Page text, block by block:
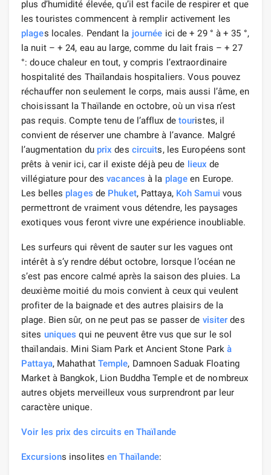
plus d’humidité élevée, qu’il est facile de respirer et que
les touristes commencent à remplir activement les
plages locales. Pendant la journée ici de + 29 ° à + 35 °,
la nuit – + 24, eau au large, comme du lait frais – + 27
°: douce chaleur en tout, y compris l’extraordinaire
hospitalité des Thaïlandais hospitaliers. Vous pouvez
réchauffer non seulement le corps, mais aussi l’âme, en
choisissant la Thaïlande en octobre, où un visa n’est
pas requis. Compte tenu de l’afflux de touristes, il
convient de réserver une chambre à l’avance. Malgré
l’augmentation du prix des circuits, les Européens sont
prêts à venir ici, car il existe déjà peu de lieux de
villégiature pour desvacances à la plage en Europe.
Les belles plages de Phuket, Pattaya, Koh Samui vous
permettront de vraiment vous détendre, les paysages
exotiques vous feront vivre une expérience inoubliable.
Les surfeurs qui rêvent de sauter sur les vagues ont
intérêt à s’y rendre début octobre, lorsque l’océan ne
s’est pas encore calmé après la saison des pluies. La
deuxième moitié du mois convient à ceux qui veulent
profiter de la baignade et des autres plaisirs de la
plage. Bien sûr, on ne peut pas se passer de visiter des
sites uniques qui ne peuvent être vus que sur le sol
thaïlandais. Mini Siam Park et Ancient Stone Parkà
Pattaya, Mahathat Temple, Damnoen Saduak Floating
Market à Bangkok, Lion Buddha Temple et de nombreux
autres objets merveilleux vous surprendront par leur
caractère unique.
Voir les prix des circuits en Thaïlande
Excursions insolitesen Thaïlande: